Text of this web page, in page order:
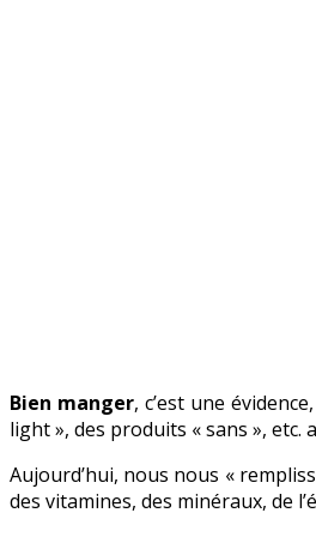
Bien manger, c’est une
light », des produits « sans »,
Aujourd’hui, nous nous «
des vitamines, des minéraux, de